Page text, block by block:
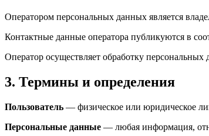
Оператором персональных данных является
Контактные данные оператора публикуются в
Оператор осуществляет обработку персональных
3. Термины и определения
Пользователь — физическое или юридическое
Персональные данные — любая информация,